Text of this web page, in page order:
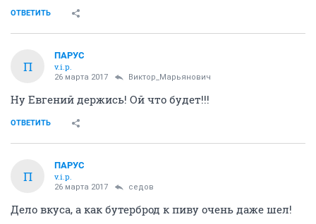
ОТВЕТИТЬ
П
ПАРУС
v.i.p.
26 марта 2017 Виктор_Марьянович
Ну Евгений держись! Ой что будет!!!
ОТВЕТИТЬ
П
ПАРУС
v.i.p.
26 марта 2017 седов
Дело вкуса, а как бутерброд к пиву очень даже шел!